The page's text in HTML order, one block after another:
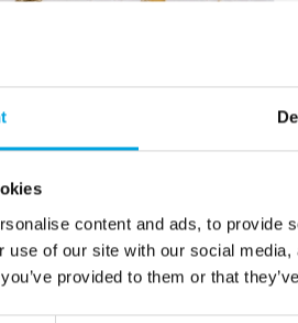
content and ads, to provide
use of our site with our social
provided to them or that